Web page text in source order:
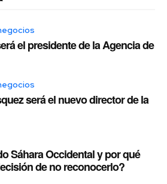
el presidente de la Agencia de
será el nuevo director de la
Sáhara Occidental y por qué
de no reconocerlo?